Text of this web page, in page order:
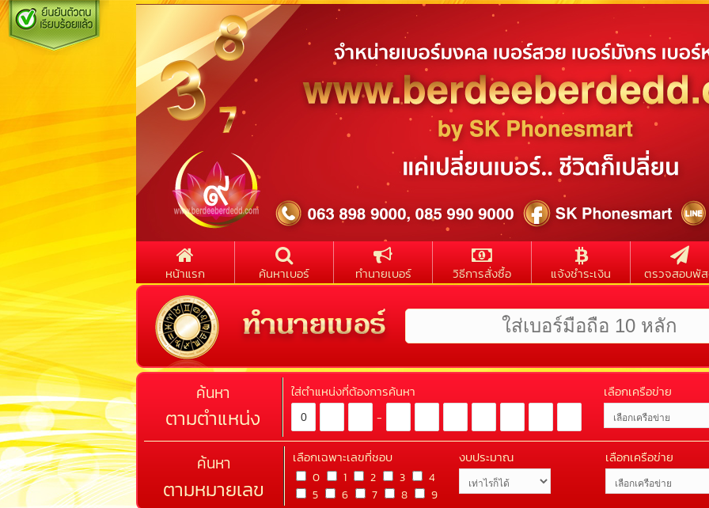
หน้าแรก ค้นหาเบอร์ ทำนายเบอร์ วิธีการสั่งซื้อ แจ้งชำระเงิน ตรวจสอบพั
ค้นหา
ตามตำแหน่ง
ใส่ตำแหน่งที่ต้องการค้นหา
-
เลือกเครือข่าย
ค้นหา
ตามหมายเลข
เลือกเฉพาะเลขที่ชอบ
0 1 2 3
4
5
6 7 8 9
งบประมาณ เลือกเครือข่าย